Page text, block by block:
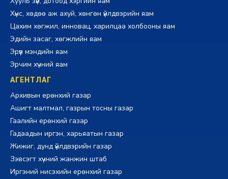
Хүнс, хөдөө аж ахуй, хөнгөн үйлдвэрийн яам
Цахим хөгжил, инновац, харилцаа холбооны яам
Эдийн засаг, хөгжлийн яам
Эрүүл мэндийн яам
Эрчим хүчний яам
АГЕНТЛАГ
Архивын ерөнхий газар
Ашигт малтмал, газрын тосны газар
Гаалийн ерөнхий газар
Гадаадын иргэн, харьяатын газар
Жижиг, дунд үйлдвэрийн газар
Зэвсэгт хүчний жанжин штаб
Иргэний нисэхийн ерөнхий газар